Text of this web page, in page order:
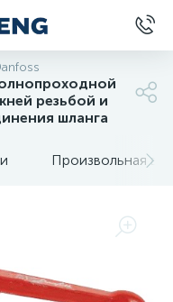
резьбой и
шланга
Произвольная